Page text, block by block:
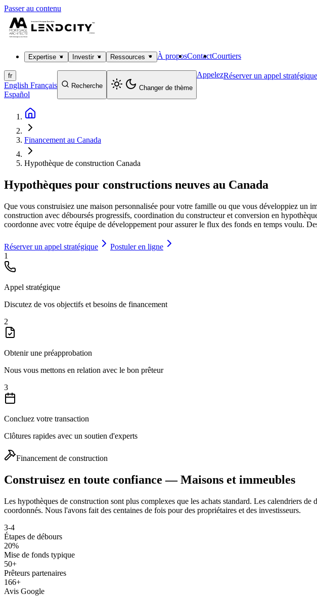
Passer au contenu
Expertise Investir Ressources À proposContactCourtiers
fr
English Français
Español
Recherche Changer de thème
AppelezRéserver un appel stratégique
Financement au Canada
Hypothèque de construction Canada
Hypothèques pour constructions neuves au Canada
Que vous construisiez une maison personnalisée pour votre famille ou que vous développiez un
construction avec déboursés progressifs, coordination du constructeur et conversion en
coordonne avec votre équipe de développement pour assurer le flux des fonds en temps voulu.
Réserver un appel stratégique
Postuler en ligne
1
Appel stratégique
Discutez de vos objectifs et besoins de financement
2
Obtenir une préapprobation
Nous vous mettons en relation avec le bon prêteur
3
Concluez votre transaction
Clôtures rapides avec un soutien d'experts
Financement de construction
Construisez en toute confiance — Maisons et immeubles
Les hypothèques de construction sont plus complexes que les achats standard. Les calendriers
coordonnés. Nous l'avons fait des centaines de fois pour des propriétaires et des investisseurs.
3-4
Étapes de débours
20%
Mise de fonds typique
50+
Prêteurs partenaires
166+
Avis Google